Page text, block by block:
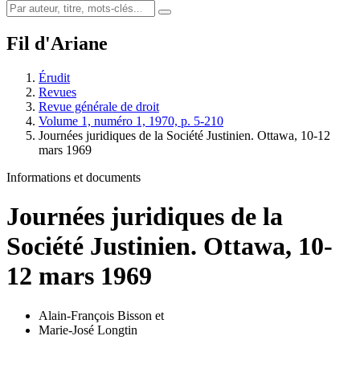
Fil d'Ariane
Érudit
Revues
Revue générale de droit
Volume 1, numéro 1, 1970, p. 5-210
Journées juridiques de la Société Justinien. Ottawa, 10-12
mars 1969
Informations et documents
Journées juridiques de la
Société Justinien. Ottawa, 10-
12 mars 1969
Alain-François Bisson et
Marie-José Longtin